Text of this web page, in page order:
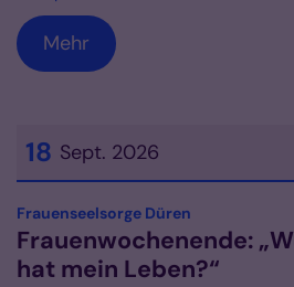
Mehr
18 Sept. 2026
Datum: 18. September 2026
Frauenseelsorge Düren
Frauenwochenende:
hat mein Leben?“